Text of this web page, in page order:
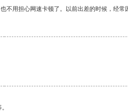
用担心网速卡顿了。以前出差的时候，经